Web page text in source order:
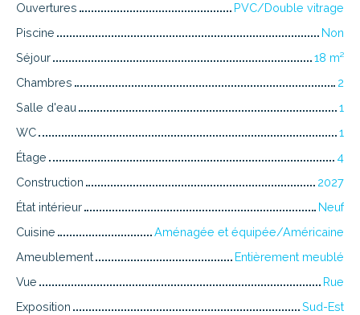
Ouvertures
PVC/Double vitrage
Piscine
Non
Séjour
18 m²
Chambres
2
Salle d'eau
1
WC
1
Étage
4
Construction
2027
État intérieur
Neuf
Cuisine
Aménagée et équipée/Américaine
Ameublement
Entièrement meublé
Vue
Rue
Exposition
Sud-Est